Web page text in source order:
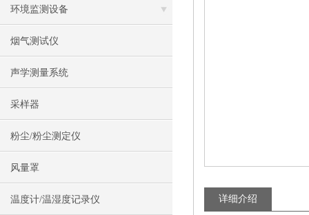
环境监测设备
烟气测试仪
声学测量系统
采样器
粉尘/粉尘测定仪
风量罩
温度计/温湿度记录仪 详细介绍